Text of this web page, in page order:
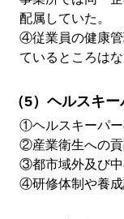
配属していた。
④従業員の健康管
ているところはな
（5）ヘルスキ
①ヘルスキーパ
②産業衛生への
③都市域外及び
④研修体制や養